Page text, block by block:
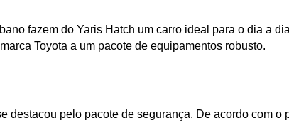
fazem do Yaris Hatch um carro ideal para o dia a
Toyota a um pacote de equipamentos robusto.
destacou pelo pacote de segurança. De acordo com o